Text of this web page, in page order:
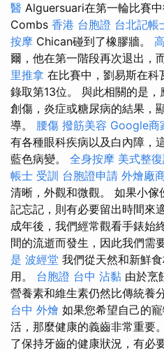
醫 Alguersuari在第一輪比賽
Combs 香港 台胞證 台北記帳
按摩 Chican碰到了橡膠牆。
爾，他在第一階段再次退出，
里推拿 在比賽中，劉易斯在
錄取第13位。 與此相關的是
創傷，炎症或糖尿病的結果，
導。 腰傷 撥筋美容 Google商
有各種眼科疾病以及白內障，
藍色病變。 全身按摩 美式整
帳士 受訓 台胞證申請 外燴廠
清晰，外觀和微觀。 如果小
記忘記，則有必要留出時間來
成年後，我們經常觀看手錶始
間的流逝而發生，因此我們需
是 波經堂 我們從天然和新鮮
用。 台胞證 台中 沾黏 由於烹
營養素和維生素仍然比傳統養
台中 外燴 如果您希望自己的
活，那麼健康的義齒非常重要。
了保持牙齒的健康狀況，有必